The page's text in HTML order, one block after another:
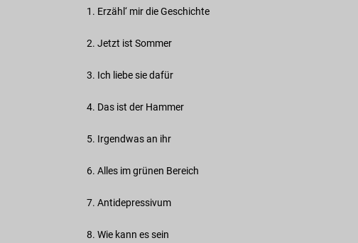
1. Erzähl‘ mir die Geschichte
2. Jetzt ist Sommer
3. Ich liebe sie dafür
4. Das ist der Hammer
5. Irgendwas an ihr
6. Alles im grünen Bereich
7. Antidepressivum
8. Wie kann es sein